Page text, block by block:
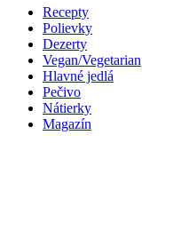
Recepty
Polievky
Dezerty
Vegan/Vegetarian
Hlavné jedlá
Pečivo
Nátierky
Magazín